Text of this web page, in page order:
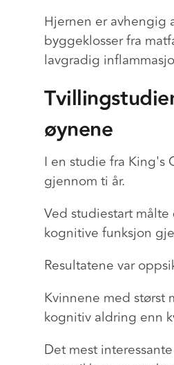
Hjernen er avhengig
byggeklosser fra
lavgradig
øynene
I en studie fra King's
gjennom ti år.
Ved studiestart
kognitive funksjon
Resultatene var
Kvinnene med størst
kognitiv aldring enn
Det mest